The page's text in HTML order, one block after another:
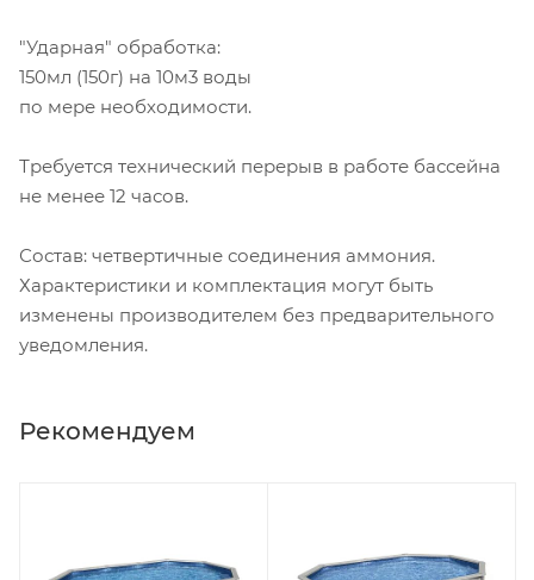
"Ударная" обработка:
150мл (150г) на 10м3 воды
по мере необходимости.
Требуется технический перерыв в работе бассейна
не менее 12 часов.
Состав: четвертичные соединения аммония.
Характеристики и комплектация могут быть
изменены производителем без предварительного
уведомления.
Рекомендуем